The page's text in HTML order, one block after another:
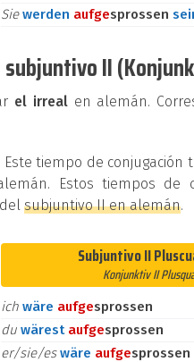
Siewerden aufgesprossen
II
el irrealen alemán.
Este tiempo de conjugación
Estos tiempos de
subjuntivo II en alemán.
Subjuntivo II
Konjunktiv II
ich wäre aufgesprossen
du wärest aufgesprossen
er/sie/eswäre aufgesprossen